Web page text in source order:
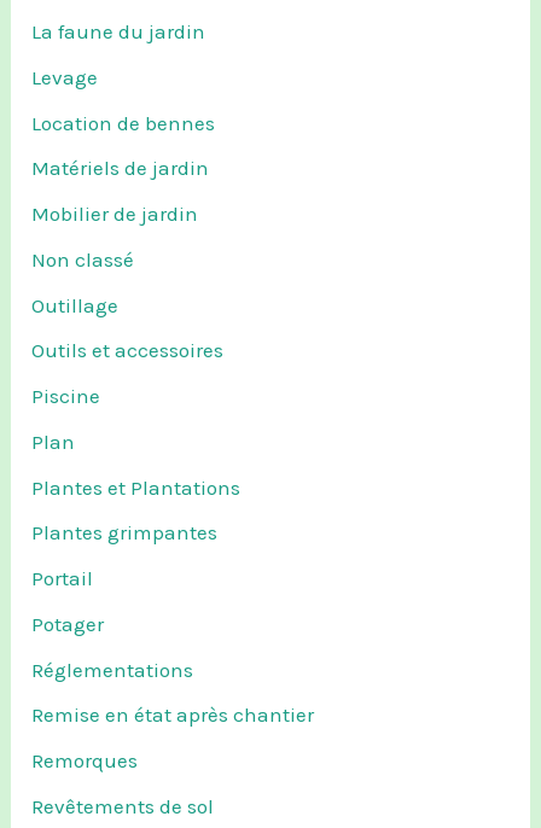
La faune du jardin
Levage
Location de bennes
Matériels de jardin
Mobilier de jardin
Non classé
Outillage
Outils et accessoires
Piscine
Plan
Plantes et Plantations
Plantes grimpantes
Portail
Potager
Réglementations
Remise en état après chantier
Remorques
Revêtements de sol